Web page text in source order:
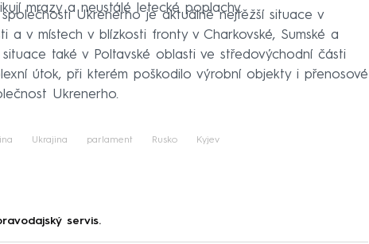
mrazy a neustálé letecké poplachy.
Ukrenerho je aktuálně nejtěžší situace v
a v místech v blízkosti fronty v Charkovské, Sumské a
také v Poltavské oblasti ve středovýchodní části
útok, při kterém poškodilo výrobní objekty i přenosové
Ukrenerho.
Ukrajina parlament Rusko Kyjev
servis.